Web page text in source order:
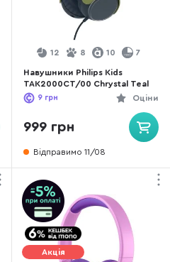
12 8 10 7
Навушники Philips Kids
TAK2000CT/00 Chrystal Teal
Оціни
9 грн
999 грн
Відправимо 11/08
Акція